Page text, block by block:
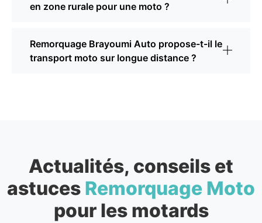
en zone rurale pour une moto ?
Remorquage Brayoumi Auto propose-t-il le
transport moto sur longue distance ?
Actualités, conseils et
astuces Remorquage Moto
pour les motards